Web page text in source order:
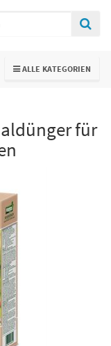
TOGGLE NAVIGATION
ALLE KATEGORIEN
für